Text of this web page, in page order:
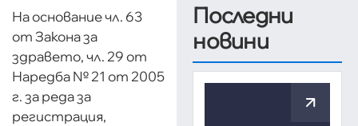
На основание чл. 63
от Закона за
здравето, чл. 29 от
Наредба № 21 от 2005
г. за реда за
регистрация,
Последни
новини